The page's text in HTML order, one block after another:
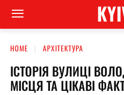
HOME АРХІТЕКТУРА
ІСТОРІЯ ВУЛИЦІ
МІСЦЯ ТА ЦІКАВІ